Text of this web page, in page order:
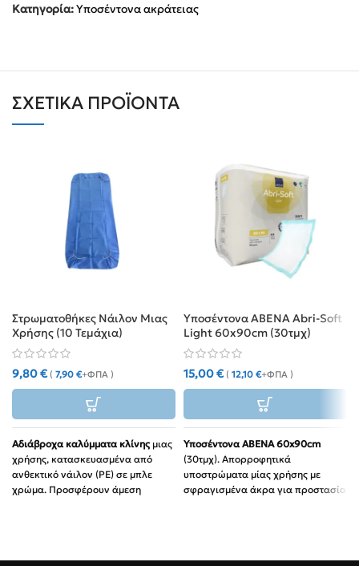
Κατηγορία:Υποσέντονα ακράτειας
ΣΧΕΤΙΚΆ ΠΡΟΪΌΝΤΑ
Στρωματοθήκες Νάιλον Μιας
Χρήσης (10 Τεμάχια)
9,80€ ( 7,90 €+ΦΠΑ )
Αδιάβροχα καλύμματα κλίνηςμιας
χρήσης, κατασκευασμένα από
ανθεκτικό νάιλον (PE) σε μπλε
χρώμα. Προσφέρουν άμεση
Υποσέντονα ABENA Abri-Soft
Light 60x90cm (30τμχ)
15,00€ ( 12,10 €+ΦΠΑ )
Υποσέντονα ABENA 60x90cm
(30τμχ). Απορροφητικά
υποστρώματα μίας χρήσης με
σφραγισμένα άκρα για προστασία
Πλεονέκτημα:Μαλακή non-